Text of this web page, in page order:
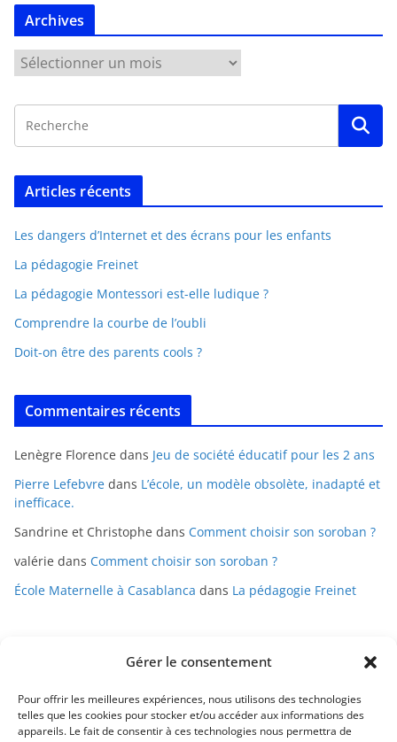
Gérer le consentement
Pour offrir les meilleures expériences, nous utilisons des technologies
telles que les cookies pour stocker et/ou accéder aux informations des
appareils. Le fait de consentir à ces technologies nous permettra de
Archives
Articles récents
Les dangers d’Internet et des écrans pour les enfants
La pédagogie Freinet
La pédagogie Montessori est-elle ludique ?
Comprendre la courbe de l’oubli
Doit-on être des parents cools ?
Commentaires récents
Lenègre Florence dans Jeu de société éducatif pour les 2 ans
Pierre Lefebvre dans L’école, un modèle obsolète, inadapté et
inefficace.
Sandrine et Christophe dans Comment choisir son soroban ?
valérie dans Comment choisir son soroban ?
École Maternelle à Casablanca dans La pédagogie Freinet